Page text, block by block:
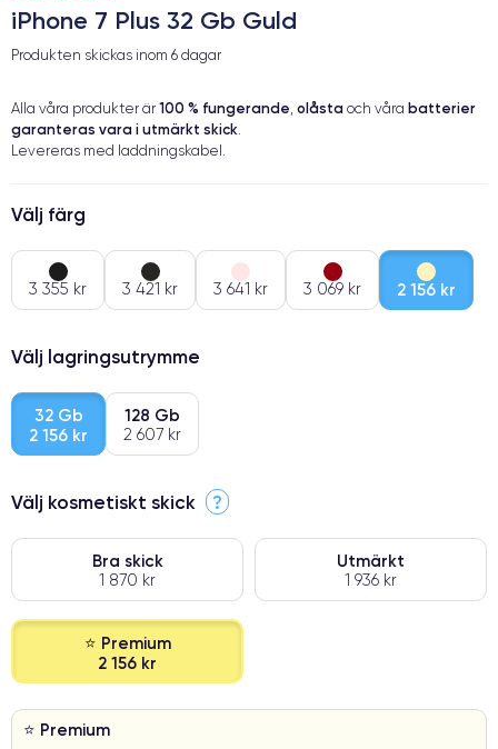
iPhone 7 Plus 32 Gb Guld
Produkten skickas inom 6 dagar
Alla våra produkter är 100 % fungerande, olåsta och våra batterier
garanteras vara i utmärkt skick.
Levereras med laddningskabel.
Välj färg
3 355 kr 3 421 kr 3 641 kr 3 069 kr 2 156 kr
Välj lagringsutrymme
32 Gb
2 156 kr
128 Gb
2 607 kr
Välj kosmetiskt skick ?
Bra skick
1 870 kr
Utmärkt
1 936 kr
⭐ Premium
2 156 kr
⭐ Premium